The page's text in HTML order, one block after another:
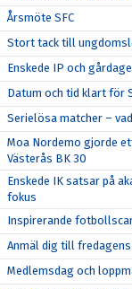
Årsmöte SFC
Stort tack till
Enskede IP och
Datum och tid klart för
Serielösa matcher –
Moa Nordemo gjorde
Västerås BK 30
Enskede IK satsar på
fokus
Inspirerande
Anmäl dig till fredagens
Medlemsdag och